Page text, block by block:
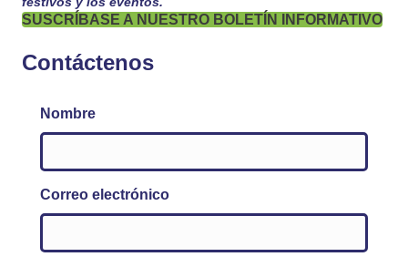
SUSCRÍBASE A NUESTRO BOLETÍN INFORMATIVO
Contáctenos
Nombre
Correo electrónico